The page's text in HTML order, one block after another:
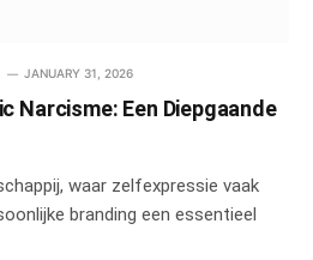
JANUARY 31, 2026
Narcisme: Een Diepgaande
waar zelfexpressie vaak
branding een essentieel